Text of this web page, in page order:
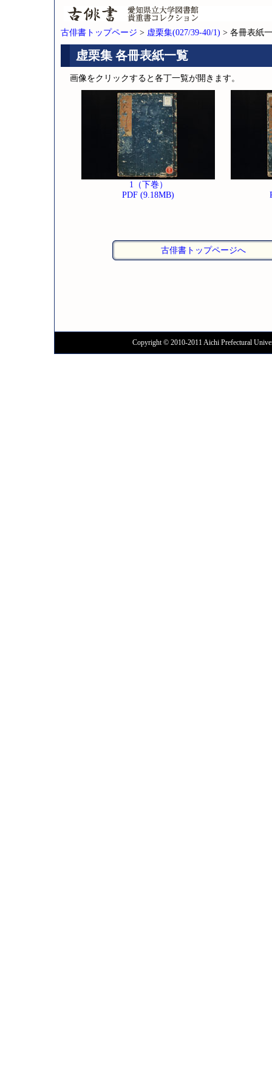
古俳書トップページ > 虚栗集(027/39-40/1) > 各冊表紙
虚栗集 各冊表紙一覧
画像をクリックすると各丁一覧が開きます。
1（下巻）
PDF (9.18MB)
古俳書トップページへ
Copyright © 2010-2011 Aichi Prefectural